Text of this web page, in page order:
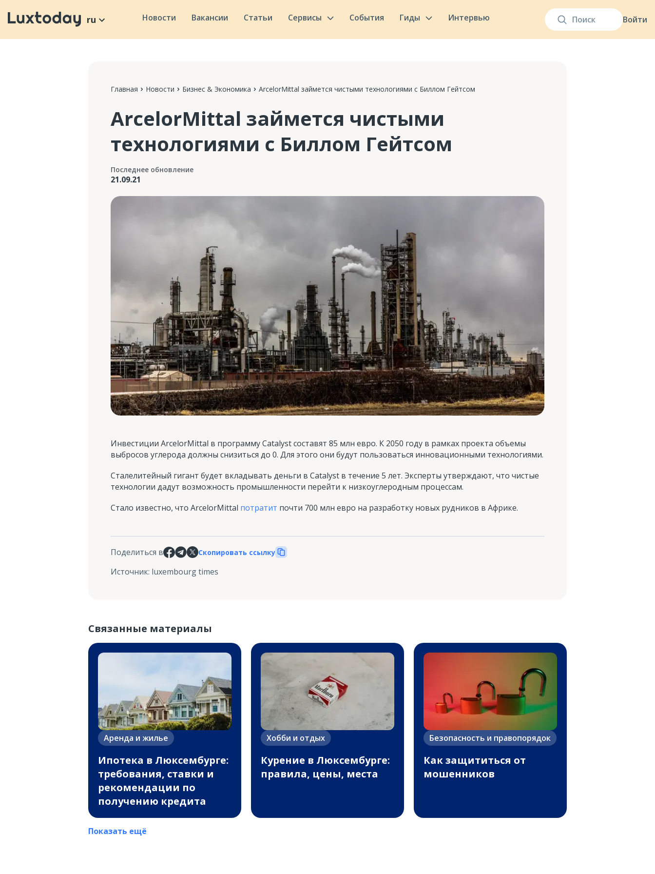
Войти
ru Новости Вакансии Статьи Сервисы События Гиды Интервью
Главная Новости Бизнес & Экономика ArcelorMittal займется чистыми технологиями с Биллом Гейтсом
ArcelorMittal займется чистыми
технологиями с Биллом Гейтсом
Последнее обновление
21.09.21
Инвестиции ArcelorMittal в программу Catalyst составят 85 млн евро. К 2050 году в рамках проекта объемы
выбросов углерода должны снизиться до 0. Для этого они будут пользоваться инновационными технологиями.
Сталелитейный гигант будет вкладывать деньги в Catalyst в течение 5 лет. Эксперты утверждают, что чистые
технологии дадут возможность промышленности перейти к низкоуглеродным процессам.
Стало известно, что ArcelorMittal потратит почти 700 млн евро на разработку новых рудников в Африке.
Поделиться в Скопировать ссылку
Источник: luxembourg times
Связанные материалы
Аренда и жилье
Ипотека в Люксембурге:
требования, ставки и
рекомендации по
получению кредита
Хобби и отдых
Курение в Люксембурге:
правила, цены, места
Безопасность и правопорядок
Как защититься от
мошенников
Показать ещё